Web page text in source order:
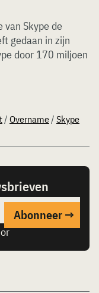
van Skype de
gedaan in zijn
door 170 miljoen
/ Overname/ Skype